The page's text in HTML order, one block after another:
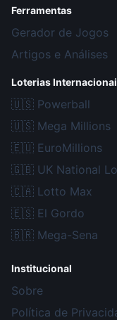
Ferramentas
Gerador de Jogos
Artigos e Análises
Loterias
🇺🇸 Powerball
🇺🇸 Mega Millions
🇪🇺 EuroMillions
🇬🇧 UK National
🇨🇦 Lotto Max
🇪🇸 El Gordo
🇧🇷 Mega-Sena
Institucional
Sobre
Política de